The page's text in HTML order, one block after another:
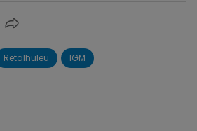
Retalhuleu IGM